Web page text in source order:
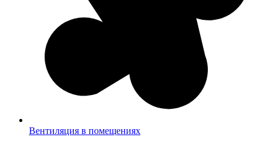
Вентиляция в помещениях